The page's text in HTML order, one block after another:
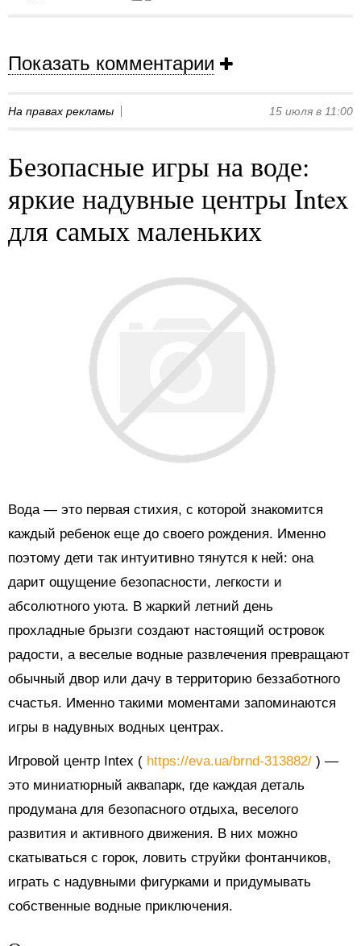
Показать комментарии
На правах рекламы 15 июля в 11:00
Безопасные игры на воде:
яркие надувные центры Intex
для самых маленьких
Вода — это первая стихия, с которой знакомится
каждый ребенок еще до своего рождения. Именно
поэтому дети так интуитивно тянутся к ней: она
дарит ощущение безопасности, легкости и
абсолютного уюта. В жаркий летний день
прохладные брызги создают настоящий островок
радости, а веселые водные развлечения превращают
обычный двор или дачу в территорию беззаботного
счастья. Именно такими моментами запоминаются
игры в надувных водных центрах.
Игровой центр Intex ( https://eva.ua/brnd-313882/ ) —
это миниатюрный аквапарк, где каждая деталь
продумана для безопасного отдыха, веселого
развития и активного движения. В них можно
скатываться с горок, ловить струйки фонтанчиков,
играть с надувными фигурками и придумывать
собственные водные приключения.